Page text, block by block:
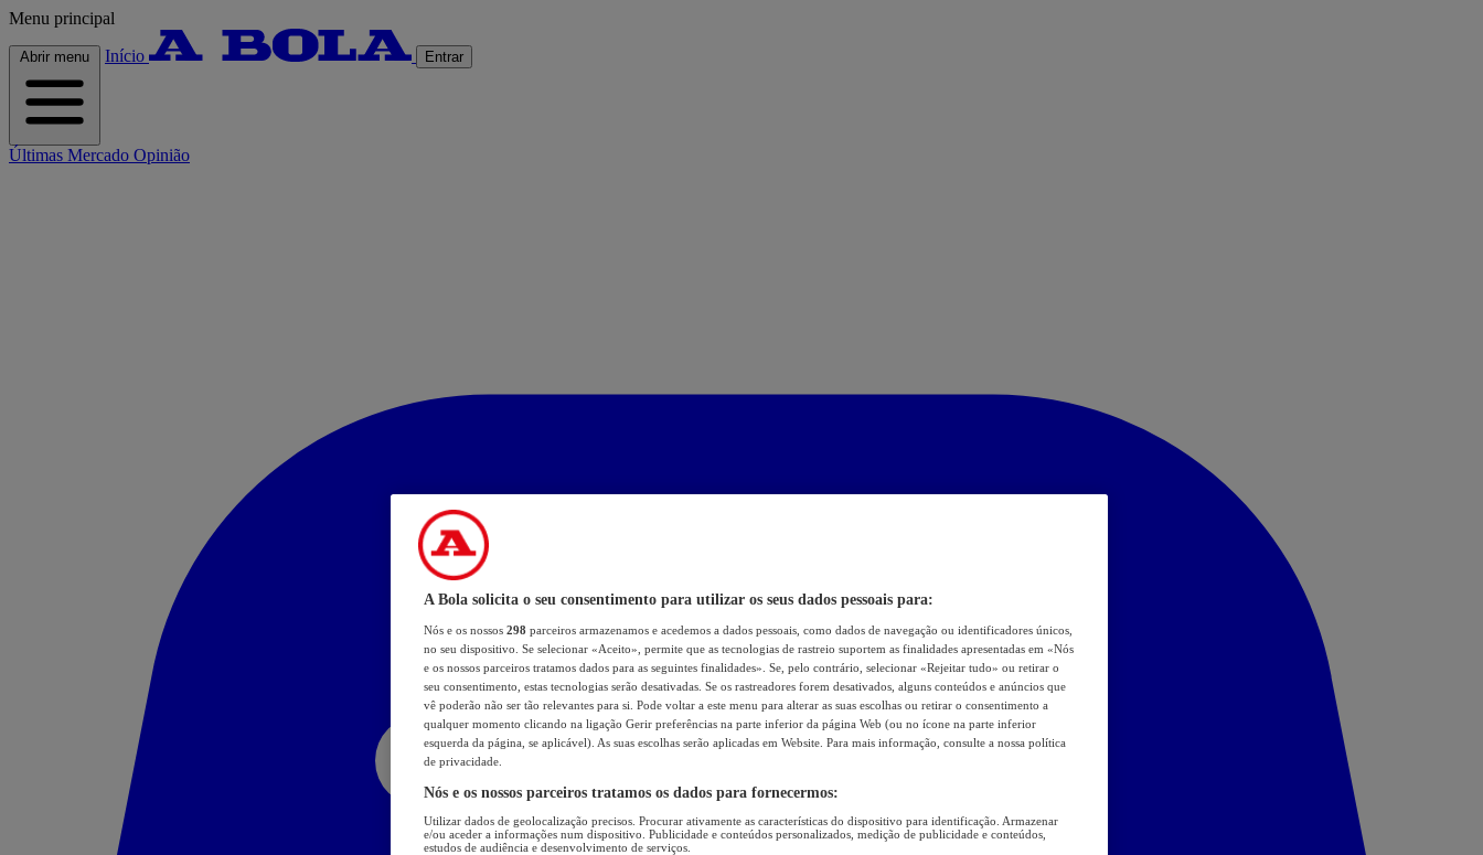
Menu principal
Abrir menu Início Entrar
Últimas Mercado Opinião
A Bola solicita o seu consentimento para utilizar os seus dados pessoais para:
Nós e os nossos 298 parceiros armazenamos e acedemos a dados pessoais, como dados de navegação ou identificadores únicos,
no seu dispositivo. Se selecionar «Aceito», permite que as tecnologias de rastreio suportem as finalidades apresentadas em «Nós
e os nossos parceiros tratamos dados para as seguintes finalidades». Se, pelo contrário, selecionar «Rejeitar tudo» ou retirar o
seu consentimento, estas tecnologias serão desativadas. Se os rastreadores forem desativados, alguns conteúdos e anúncios que
vê poderão não ser tão relevantes para si. Pode voltar a este menu para alterar as suas escolhas ou retirar o consentimento a
qualquer momento clicando na ligação Gerir preferências na parte inferior da página Web (ou no ícone na parte inferior
esquerda da página, se aplicável). As suas escolhas serão aplicadas em Website. Para mais informação, consulte a nossa política
de privacidade.
Nós e os nossos parceiros tratamos os dados para fornecermos:
Utilizar dados de geolocalização precisos. Procurar ativamente as características do dispositivo para identificação. Armazenar
e/ou aceder a informações num dispositivo. Publicidade e conteúdos personalizados, medição de publicidade e conteúdos,
estudos de audiência e desenvolvimento de serviços.